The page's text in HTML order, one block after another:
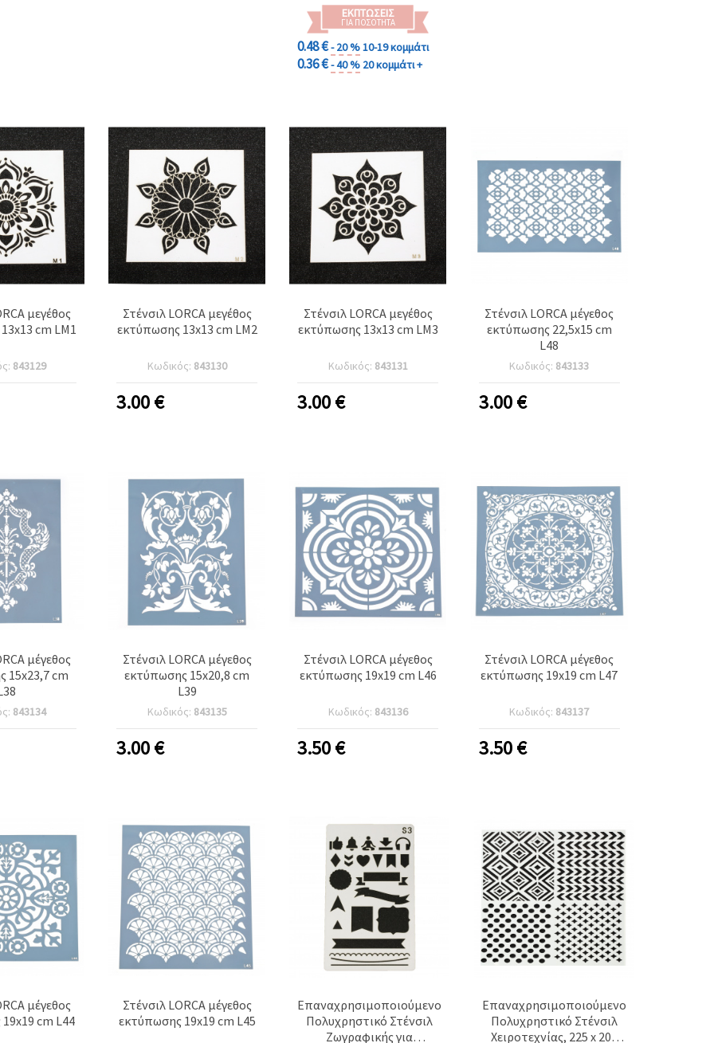
ΕΚΠΤΏΣΕΙΣ
ΓΙΑ ΠΟΣΌΤΗΤΑ
0.48 €- 20 %10-19 κομμάτι
0.36 €- 40 % 20 κομμάτι +
μεγέθος
cm LM1
843129
Στένσιλ LORCA μεγέθος
εκτύπωσης 13x13 cm LM2
Κωδικός: 843130
3.00€
Στένσιλ LORCA μεγέθος
εκτύπωσης 13x13 cm LM3
Κωδικός: 843131
3.00€
Στένσιλ LORCA μέγεθος
εκτύπωσης 22,5x15 cm
L48
Κωδικός: 843133
3.00€
μέγεθος
15x23,7 cm
843134
Στένσιλ LORCA μέγεθος
εκτύπωσης 15x20,8 cm
L39
Κωδικός: 843135
3.00€
Στένσιλ LORCA μέγεθος
εκτύπωσης 19x19 cm L46
Κωδικός: 843136
3.50€
Στένσιλ LORCA μέγεθος
εκτύπωσης 19x19 cm L47
Κωδικός: 843137
3.50€
μέγεθος
cm L44
Στένσιλ LORCA μέγεθος
εκτύπωσης 19x19 cm L45
Επαναχρησιμοποιούμενο
Πολυχρηστικό Στένσιλ
Ζωγραφικής για
Επαναχρησιμοποιούμενο
Πολυχρηστικό Στένσιλ
Χειροτεχνίας, 225 x 200